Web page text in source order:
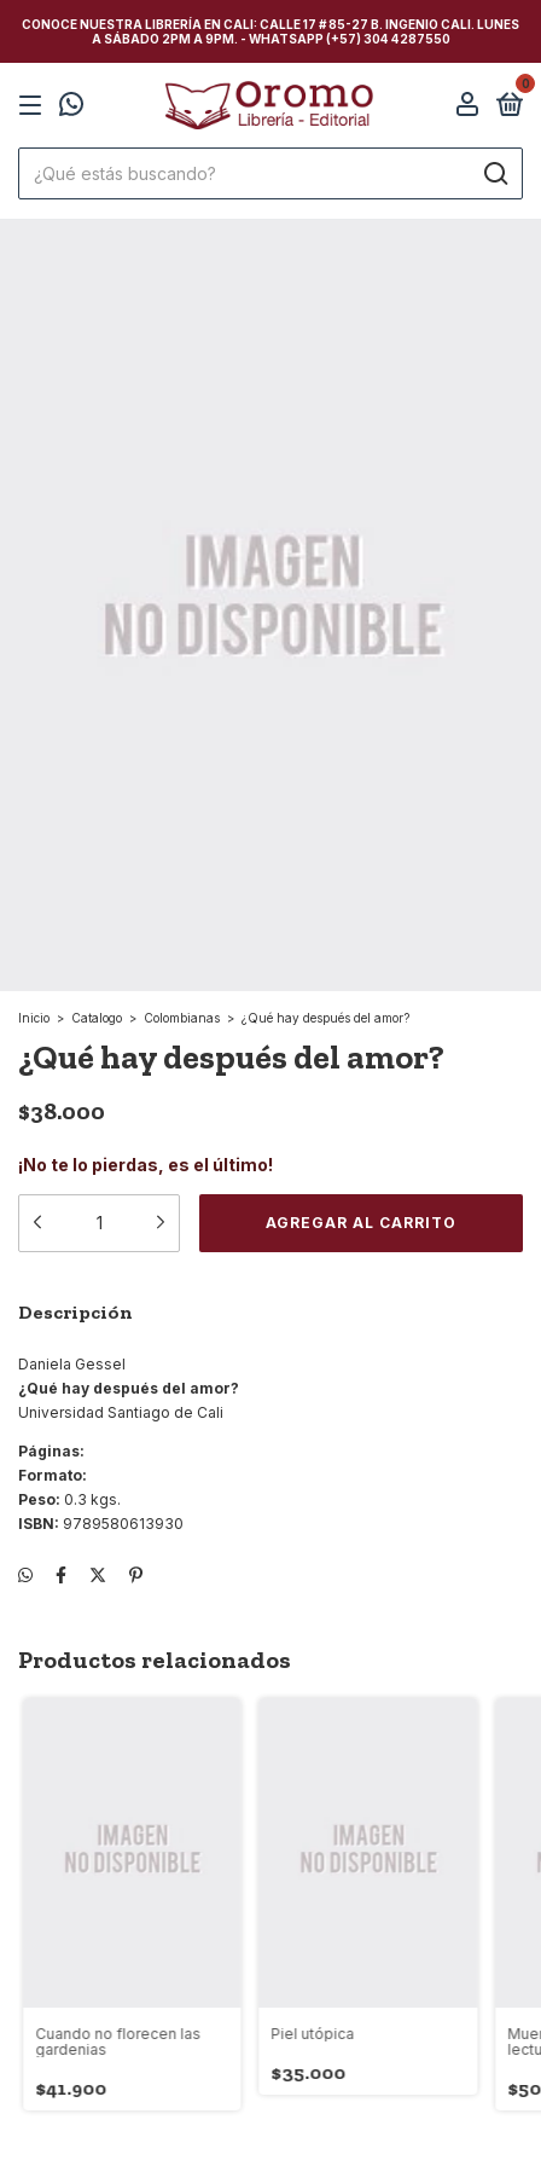
CONOCE NUESTRA LIBRERÍA EN CALI: CALLE 17 # 85-27 B. INGENIO CALI. LUNES
A SÁBADO 2PM A 9PM. - WHATSAPP (+57) 304 4287550
0
Inicio > Catalogo > Colombianas > ¿Qué hay después del amor?
¿Qué hay después del amor?
$38.000
¡No te lo pierdas, es el último!
Descripción
Daniela Gessel
¿Qué hay después del amor?
Universidad Santiago de Cali
Páginas:
Formato:
Peso: 0.3 kgs.
ISBN: 9789580613930
Productos relacionados
Cuando no florecen las
gardenias
$41.900
Piel utópica
$35.000